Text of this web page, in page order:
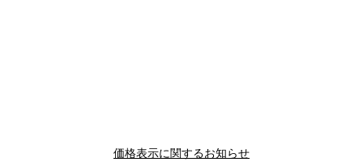
価格表示に関するお知らせ